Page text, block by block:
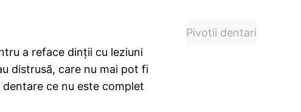
a reface dinții cu leziuni
distrusă, care nu mai pot fi
ce nu este complet
Pivotii dentari